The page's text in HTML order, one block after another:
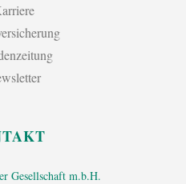
Gesellschaft m.b.H.